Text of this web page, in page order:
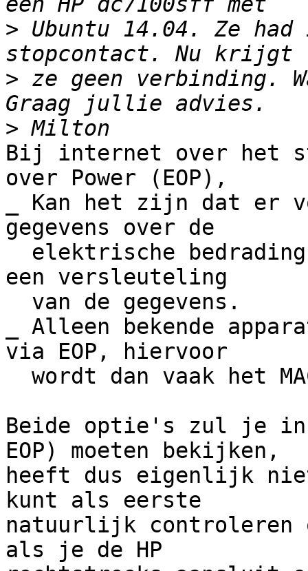
> Ubuntu 14.04. Ze
> ze geen verbinding.
>
Bij internet over het
over Power (EOP),
_ Kan het zijn dat er
gegevens over de
een versleuteling
_ Alleen bekende
via EOP, hiervoor
Beide optie's zul je in
EOP) moeten bekijken,
heeft dus eigenlijk
kunt als eerste
natuurlijk
als je de HP